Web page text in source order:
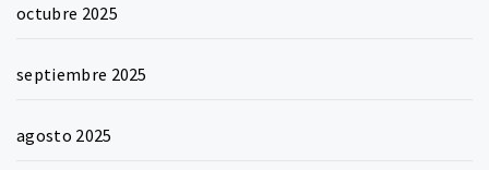
octubre 2025
septiembre 2025
agosto 2025